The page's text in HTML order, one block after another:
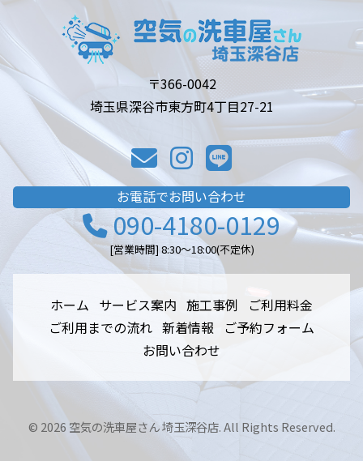
〒366-0042
埼玉県深谷市東方町4丁目27-21
お電話でお問い合わせ
090-4180-0129
[営業時間] 8:30～18:00(不定休)
ホーム サービス案内 施工事例
ご利用料金
ご利用までの流れ 新着情報
ご予約フォーム
お問い合わせ
© 2026 空気の洗車屋さん 埼玉深谷店. All Rights Reserved.